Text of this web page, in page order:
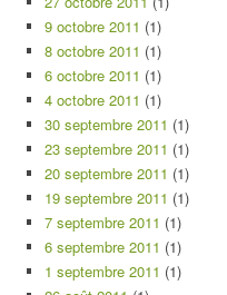
9 octobre 2011 (1)
8 octobre 2011 (1)
6 octobre 2011 (1)
4 octobre 2011 (1)
30 septembre 2011 (1)
23 septembre 2011 (1)
20 septembre 2011 (1)
19 septembre 2011 (1)
7 septembre 2011 (1)
6 septembre 2011 (1)
1 septembre 2011 (1)